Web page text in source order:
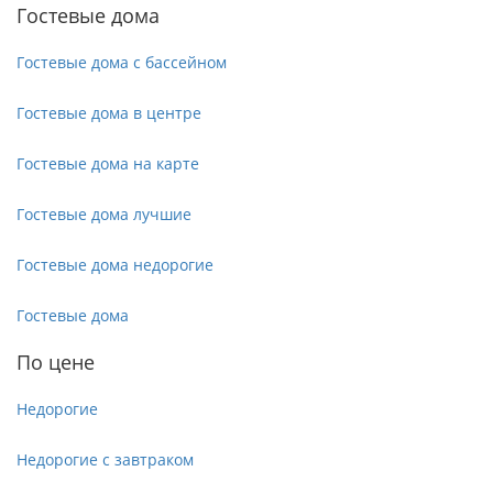
Гостевые дома
Гостевые дома с бассейном
Гостевые дома в центре
Гостевые дома на карте
Гостевые дома лучшие
Гостевые дома недорогие
Гостевые дома
По цене
Недорогие
Недорогие с завтраком